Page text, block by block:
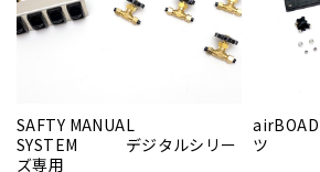
SAFTY MANUAL
SYSTEM デジタルシリー
ズ専用
ツ